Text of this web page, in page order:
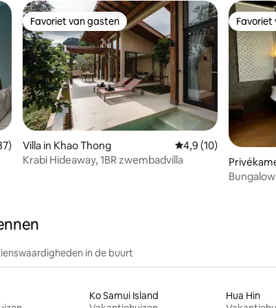
beoordeling van 4,85 uit 5, 87 recensies
Favoriet van gasten
Favoriet van gasten
Villa in Khao Thong Gemiddelde
4,9 (10)
Krabi Hideaway, 1BR zwembadvilla
Favoriet
Favoriet
in de buurt
Ko Samui Island
Hua Hin